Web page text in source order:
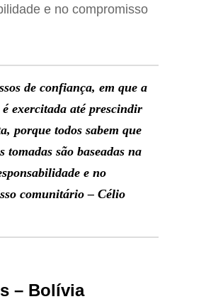
e no compromisso
de confiança, em que a
exercitada até prescindir
porque todos sabem que
tomadas são baseadas na
e no
comunitário – Célio
– Bolívia